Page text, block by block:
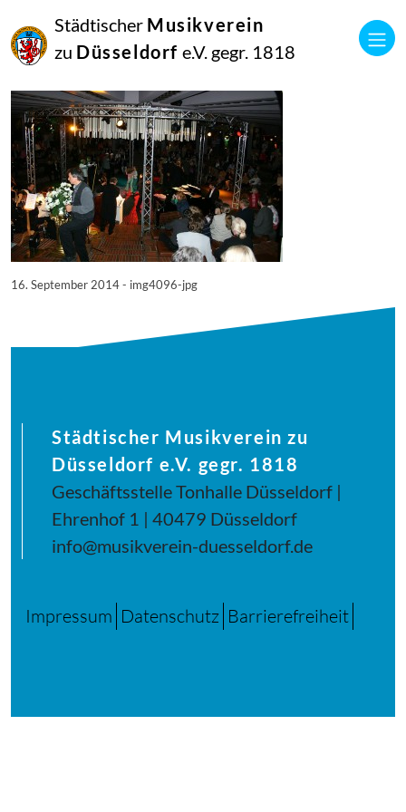
Städtischer Musikverein
zu Düsseldorf e.V. gegr. 1818
September
2014
Manfred Hill
16. September 2014 - img4096-jpg
Städtischer Musikverein zu
Düsseldorf e.V. gegr. 1818
Geschäftsstelle Tonhalle Düsseldorf |
Ehrenhof 1 | 40479 Düsseldorf
info@musikverein-duesseldorf.de
Impressum Datenschutz Barrierefreiheit